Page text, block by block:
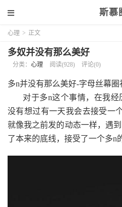
斯慕
心理 > 正文
多奴并没有那么美好
分类： 心理 阅读(928) 评论(0)
多n并没有那么美好-字母丝幕圈
对于多n这个事情，在我经
没有想过有一天我会去接受一
就像我之前发的动态一样，遇
了本来的底线，接受了一个多n